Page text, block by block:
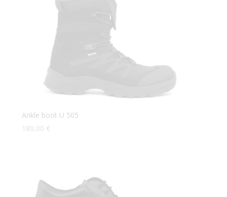
Ankle boot U 505
180,00 €